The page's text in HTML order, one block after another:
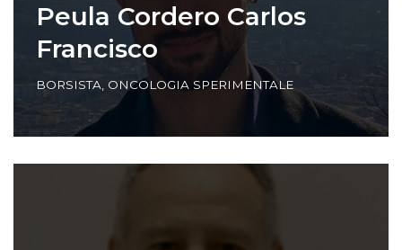
Peula Cordero Carlos
Francisco
BORSISTA, ONCOLOGIA SPERIMENTALE